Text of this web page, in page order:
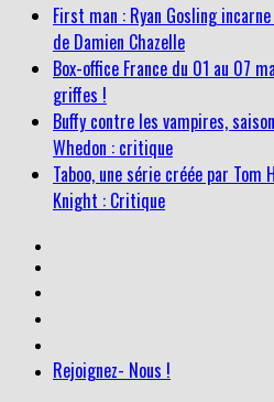
First man : Ryan Gosling
de Damien Chazelle
Box-office France du 01 au 07
griffes !
Buffy contre les vampires,
Whedon : critique
Taboo, une série créée par Tom
Knight : Critique
Rejoignez- Nous !